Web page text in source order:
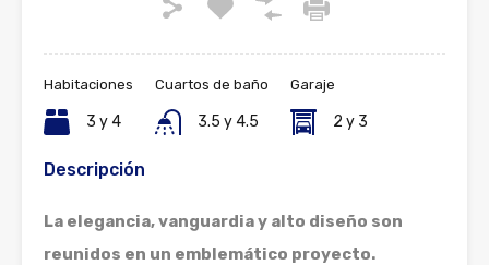
Habitaciones
3 y 4
Cuartos de baño
3.5 y 4.5
Garaje
2 y 3
Descripción
La elegancia, vanguardia y alto diseño son
reunidos en un emblemático proyecto.